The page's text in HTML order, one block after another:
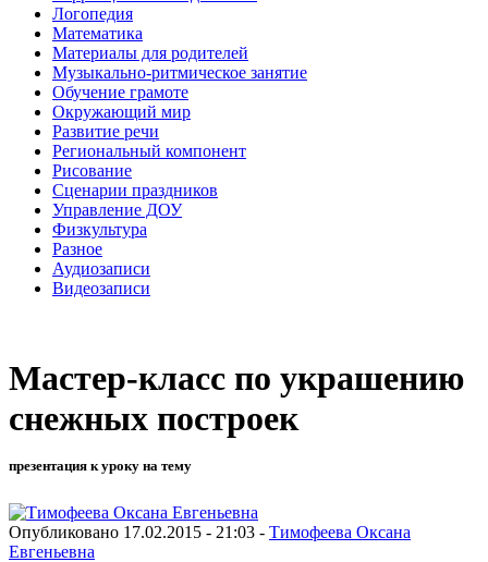
Логопедия
Математика
Материалы для родителей
Музыкально-ритмическое занятие
Обучение грамоте
Окружающий мир
Развитие речи
Региональный компонент
Рисование
Сценарии праздников
Управление ДОУ
Физкультура
Разное
Аудиозаписи
Видеозаписи
Мастер-класс по украшению
снежных построек
презентация к уроку на тему
Опубликовано 17.02.2015 - 21:03 - Тимофеева Оксана
Евгеньевна